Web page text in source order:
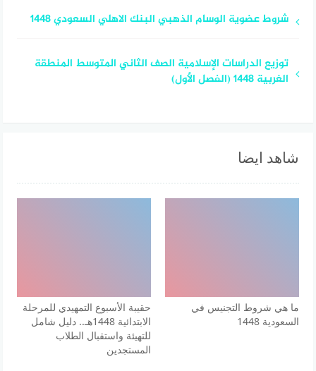
شروط عضوية الوسام الذهبي البنك الاهلي السعودي 1448
توزيع الدراسات الإسلامية الصف الثاني المتوسط المنطقة
الغربية 1448 (الفصل الأول)
شاهد ايضا
ما هي شروط التجنيس في
السعودية 1448
حقيبة الأسبوع التمهيدي للمرحلة
الابتدائية 1448هـ.. دليل شامل
للتهيئة واستقبال الطلاب
المستجدين